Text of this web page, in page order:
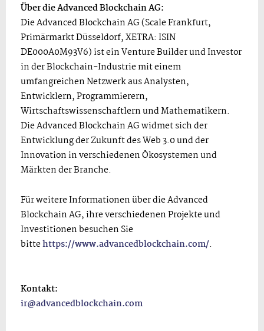
Über die Advanced Blockchain AG:
Die Advanced Blockchain AG (Scale Frankfurt,
Primärmarkt Düsseldorf, XETRA: ISIN
DE000A0M93V6) ist ein Venture Builder und Investor
in der Blockchain-Industrie mit einem
umfangreichen Netzwerk aus Analysten,
Entwicklern, Programmierern,
Wirtschaftswissenschaftlern und Mathematikern.
Die Advanced Blockchain AG widmet sich der
Entwicklung der Zukunft des Web 3.0 und der
Innovation in verschiedenen Ökosystemen und
Märkten der Branche.
Für weitere Informationen über die Advanced
Blockchain AG, ihre verschiedenen Projekte und
Investitionen besuchen Sie
bittehttps://www.advancedblockchain.com/.
Kontakt:
ir@advancedblockchain.com